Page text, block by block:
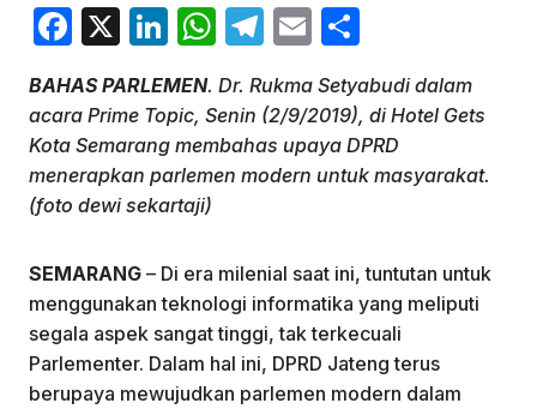
F
c
e
b
o
o
k
X
Li
k
e
dI
n
W
at
s
A
p
T
e
gr
a
E
ai
l
ar
e
BAHAS PARLEMEN. Dr. Rukma Setyabudi dalam
acara Prime Topic, Senin (2/9/2019), di Hotel Gets
Kota Semarang membahas upaya DPRD
menerapkan parlemen modern untuk masyarakat.
(foto dewi sekartaji)
SEMARANG – Di era milenial saat ini, tuntutan untuk
menggunakan teknologi informatika yang meliputi
segala aspek sangat tinggi, tak terkecuali
Parlementer. Dalam hal ini, DPRD Jateng terus
berupaya mewujudkan parlemen modern dalam